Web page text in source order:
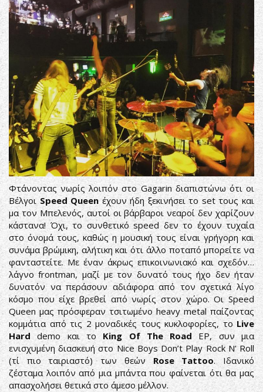
Φτάνοντας νωρίς λοιπόν στο Gagarin διαπιστώνω ότι οι
ΒέλγοιSpeed Queen έχουν ήδη ξεκινήσει το set τους και
μα τον Μπελενός, αυτοί οι βάρβαροι νεαροί δεν χαρίζουν
κάστανα! Όχι, το συνθετικό speed δεν το έχουν τυχαία
στο όνομά τους, καθώς η μουσική τους είναι γρήγορη και
συνάμα βρώμικη, αλήτικη και ότι άλλο ποταπό μπορείτε να
φανταστείτε. Με έναν άκρως επικοινωνιακό και σχεδόν…
λάγνο frontman, μαζί με τον δυνατό τους ήχο δεν ήταν
δυνατόν να περάσουν αδιάφορα από τον σχετικά λίγο
κόσμο που είχε βρεθεί από νωρίς στον χώρο. Οι Speed
Queen μας πρόσφεραν τσιτωμένο heavy metal παίζοντας
κομμάτια από τις 2 μοναδικές τους κυκλοφορίες, τοLive
Hard demo και το King Of The Road EP, συν μια
ενισχυμένη διασκευή στο Nice Boys Don’t Play Rock N’ Roll
(τί πιο ταιριαστό) των θεώνRose Tattoo. Ιδανικό
ζέσταμα λοιπόν από μια μπάντα που φαίνεται ότι θα μας
απασχολήσει θετικά στο άμεσο μέλλον.